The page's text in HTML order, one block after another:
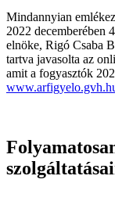
Mindannyian
2022 decemberében
elnöke, Rigó Csaba
tartva javasolta az
amit a fogyasztók